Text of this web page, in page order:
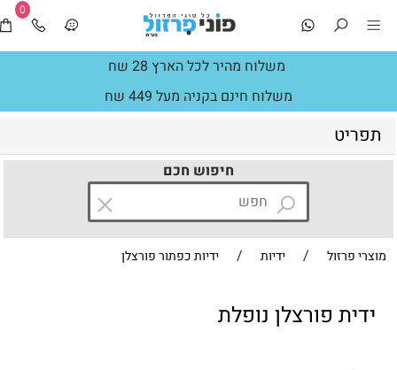
משלוח מהיר לכל הארץ 28 שח
משלוח חינם בקניה מעל 449 שח
0
תפריט
חיפוש חכם
מוצרי פרזול / ידיות / ידיות כפתור פורצלן
ידית פורצלן נופלת